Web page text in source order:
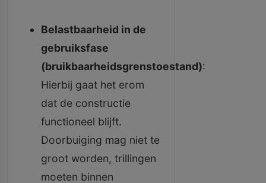
Belastbaarheid in de
gebruiksfase
(bruikbaarheidsgrenstoestand):
Hierbij gaat het erom
dat de constructie
functioneel blijft.
Doorbuiging mag niet te
groot worden, trillingen
moeten binnen